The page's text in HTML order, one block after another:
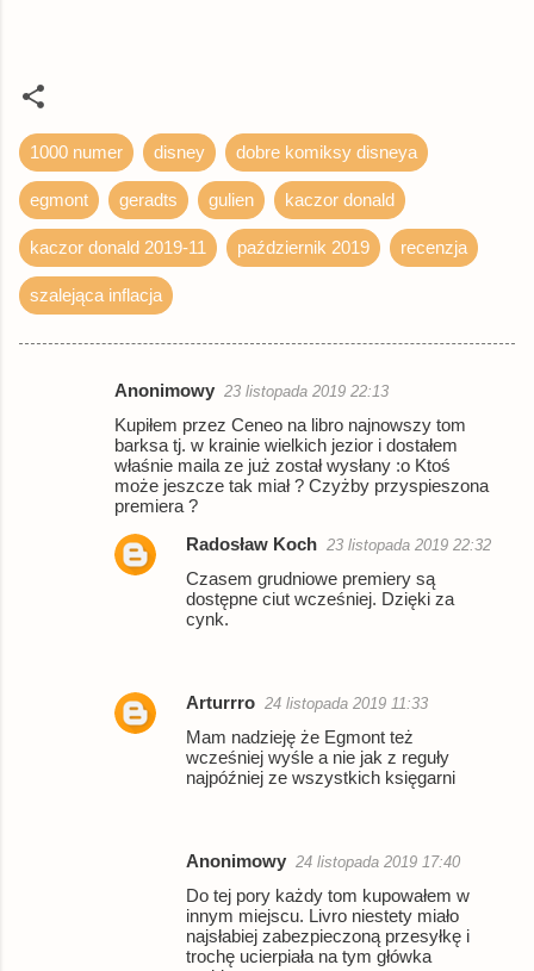
1000 numer disney dobre komiksy disneya
egmont geradts gulien kaczor donald
kaczor donald 2019-11 październik 2019 recenzja
szalejąca inflacja
Anonimowy 23 listopada 2019 22:13
Kupiłem przez Ceneo na libro najnowszy tom
barksa tj. w krainie wielkich jezior i dostałem
właśnie maila ze już został wysłany :o Ktoś
może jeszcze tak miał ? Czyżby przyspieszona
premiera ?
Radosław Koch 23 listopada 2019 22:32
Czasem grudniowe premiery są
dostępne ciut wcześniej. Dzięki za
cynk.
Arturrro 24 listopada 2019 11:33
Mam nadzieję że Egmont też
wcześniej wyśle a nie jak z reguły
najpóźniej ze wszystkich księgarni
Anonimowy 24 listopada 2019 17:40
Do tej pory każdy tom kupowałem w
innym miejscu. Livro niestety miało
najsłabiej zabezpieczoną przesyłkę i
trochę ucierpiała na tym główka